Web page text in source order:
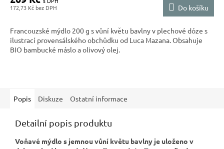
172,73 Kč Do košíku
Francouzské mýdlo 200 g s vůní květu bavlny v plechové dóze s
ilustrací provensálského obchůdku od Luca Mazana. Obsahuje
BIO bambucké máslo a olivový olej.
Popis Diskuze Ostatní informace
Detailní popis produktu
Voňavé mýdlo s jemnou vůní květu bavlny je uloženo v